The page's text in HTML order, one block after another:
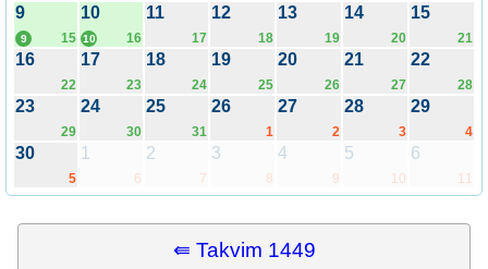
9
15
9
10
16
10
11
17
12
18
13
19
14
20
15
21
16
22
17
23
18
24
19
25
20
26
21
27
22
28
23
29
24
30
25
31
26
1
27
2
28
3
29
4
30
5
1
6
2
7
3
8
4
9
5
10
6
11
⇚ Takvim 1449